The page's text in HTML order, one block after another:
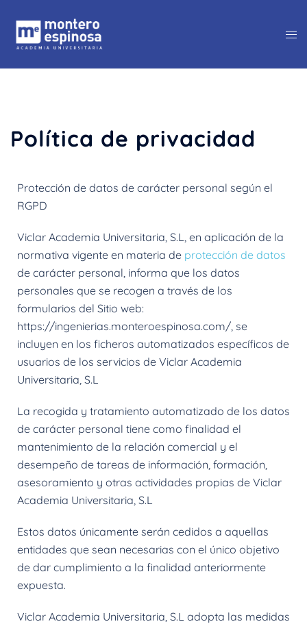
Política de privacidad
Protección de datos de carácter personal según el
RGPD
Viclar Academia Universitaria, S.L, en aplicación de la
normativa vigente en materia de protección de datos
de carácter personal, informa que los datos
personales que se recogen a través de los
formularios del Sitio web:
https://ingenierias.monteroespinosa.com/, se
incluyen en los ficheros automatizados específicos de
usuarios de los servicios de Viclar Academia
Universitaria, S.L
La recogida y tratamiento automatizado de los datos
de carácter personal tiene como finalidad el
mantenimiento de la relación comercial y el
desempeño de tareas de información, formación,
asesoramiento y otras actividades propias de Viclar
Academia Universitaria, S.L
Estos datos únicamente serán cedidos a aquellas
entidades que sean necesarias con el único objetivo
de dar cumplimiento a la finalidad anteriormente
expuesta.
Viclar Academia Universitaria, S.L adopta las medidas